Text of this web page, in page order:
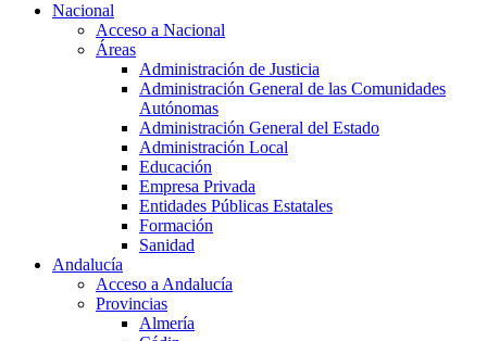
Nacional
Acceso a Nacional
Áreas
Administración de Justicia
Administración General de las Comunidades
Autónomas
Administración General del Estado
Administración Local
Educación
Empresa Privada
Entidades Públicas Estatales
Formación
Sanidad
Andalucía
Acceso a Andalucía
Provincias
Almería